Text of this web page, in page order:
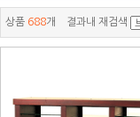
상품 688개 결과내 재검색